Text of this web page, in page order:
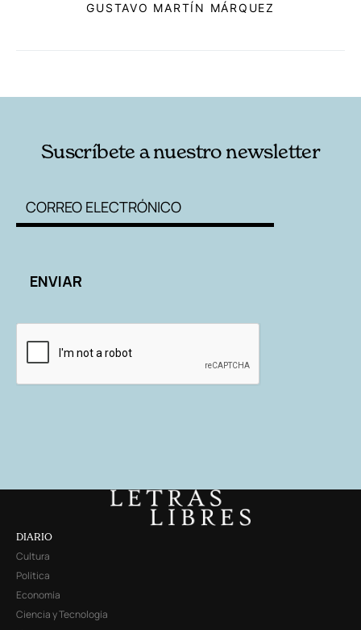
GUSTAVO MARTÍN MÁRQUEZ
Suscríbete a nuestro newsletter
DIARIO
Cultura
Política
Economía
Ciencia y Tecnología